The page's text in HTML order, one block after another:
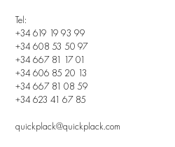
Tel:
+34 619 19 93 99
+34 608 53 50 97
+34 667 81 17 01
+34 606 85 20 13
+34 667 81 08 59
+34 623 41 67 85
quickplack@quickplack.com